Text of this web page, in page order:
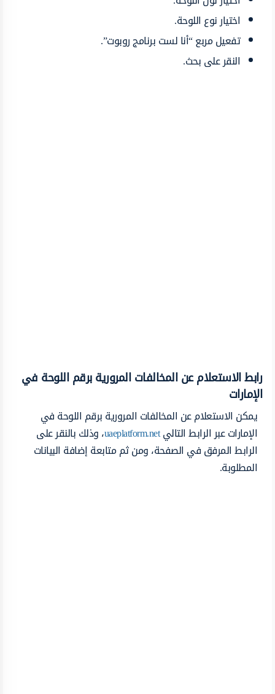
اختيار نوع اللوحة.
تفعيل مربع “أنا لست برنامج روبوت”.
النقر على بحث.
رابط الاستعلام عن المخالفات المرورية برقم اللوحة في
الإمارات
يمكن الاستعلام عن المخالفات المرورية برقم اللوحة في
الإمارات عبر الرابط التاليuaeplatform.net، وذلك بالنقر على
الرابط المرفق في الصفحة، ومن ثم متابعة إضافة البيانات
المطلوبة.